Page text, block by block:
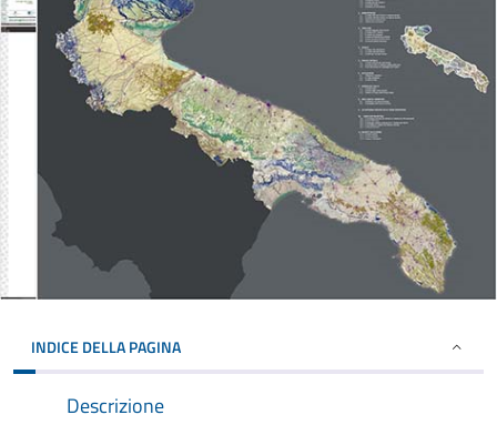
INDICE DELLA PAGINA
Descrizione